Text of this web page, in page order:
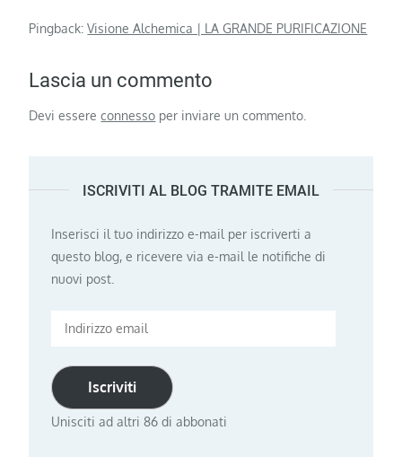
Pingback:Visione Alchemica | LA GRANDE PURIFICAZIONE
Lascia un commento
Devi essereconnesso per inviare un commento.
ISCRIVITI AL BLOG TRAMITE EMAIL
Inserisci il tuo indirizzo e-mail per iscriverti a
questo blog, e ricevere via e-mail le notifiche di
nuovi post.
Indirizzo
Iscriviti
Unisciti ad altri 86 di abbonati